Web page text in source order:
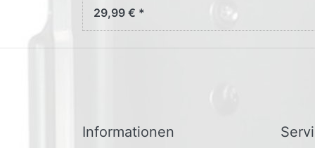
für Zebra TC55
29,99 € *
Informationen